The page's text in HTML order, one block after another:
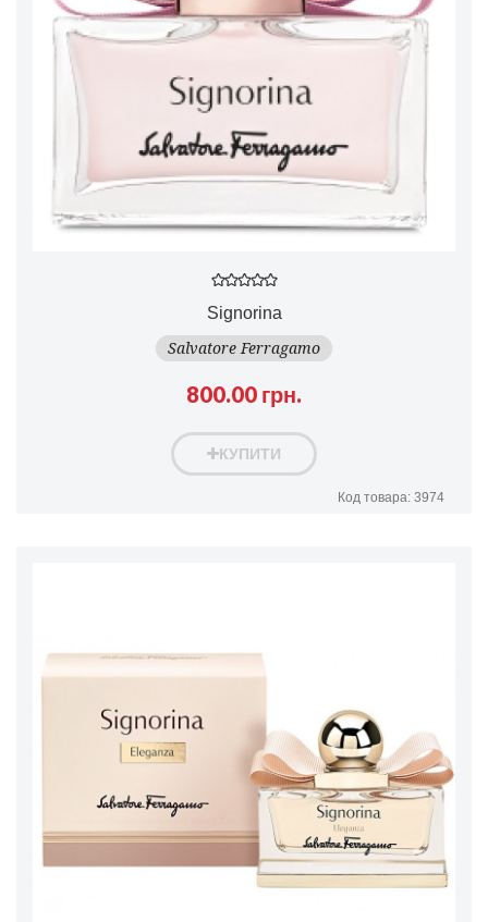
Signorina
Salvatore Ferragamo
800.00 грн.
КУПИТИ
Код товара: 3974